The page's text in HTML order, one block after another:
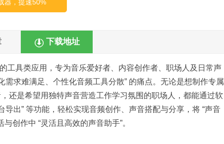
器，提速50%
下载地址
工具类应用，专为音乐爱好者、内容创作者、职场人及日常声
求难满足、个性化音频工具分散” 的痛点。无论是想制作专属
还是希望用独特声音营造工作学习氛围的职场人，都能通过软
出” 等功能，轻松实现音频创作、声音搭配与分享，将 “声音
创作中 “灵活且高效的声音助手”。​